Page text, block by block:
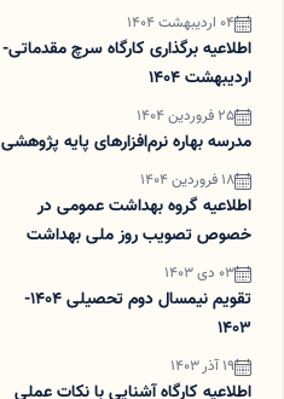
04 اردیبهشت 1404
اطلاعیه برگذاری کارگاه سرچ مقدماتی-
اردیبهشت 1404
25 فروردین 1404
مدرسه بهاره نرم‌افزارهای پایه پژوهشی
18 فروردین 1404
اطلاعیه گروه بهداشت عمومی در
خصوص تصویب روز ملی بهداشت
عمومی
03 دی 1403
تقویم نیمسال دوم تحصیلی 1404-
1403
19 آذر 1403
اطلاعیه کارگاه آشنایی با نکات عملی